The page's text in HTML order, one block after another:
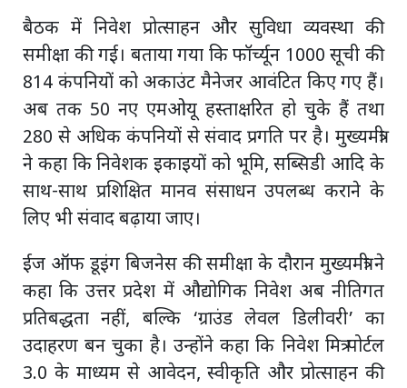
बैठक में निवेश प्रोत्साहन और सुविधा व्यवस्था की
समीक्षा की गई। बताया गया कि फॉर्च्यून 1000 सूची की
814 कंपनियों को अकाउंट मैनेजर आवंटित किए गए हैं।
अब तक 50 नए एमओयू हस्ताक्षरित हो चुके हैं तथा
280 से अधिक कंपनियों से संवाद प्रगति पर है। मुख्यमंत्री
ने कहा कि निवेशक इकाइयों को भूमि, सब्सिडी आदि के
साथ-साथ प्रशिक्षित मानव संसाधन उपलब्ध कराने के
लिए भी संवाद बढ़ाया जाए।
ईज ऑफ डूइंग बिजनेस की समीक्षा के दौरान मुख्यमंत्री ने
कहा कि उत्तर प्रदेश में औद्योगिक निवेश अब नीतिगत
प्रतिबद्धता नहीं, बल्कि ‘ग्राउंड लेवल डिलीवरी’ का
उदाहरण बन चुका है। उन्होंने कहा कि निवेश मित्र पोर्टल
3.0 के माध्यम से आवेदन, स्वीकृति और प्रोत्साहन की